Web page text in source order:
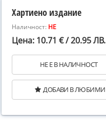
Хартиено издание
Наличност: НЕ
Цена: 10.71 € / 20.95 ЛВ.
НЕ Е В НАЛИЧНОСТ
ДОБАВИ В ЛЮБИМИ